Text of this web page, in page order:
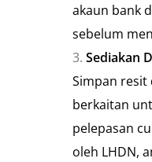
akaun bank
sebelum
Sediakan
Simpan resit
berkaitan
pelepasan
oleh LHDN,